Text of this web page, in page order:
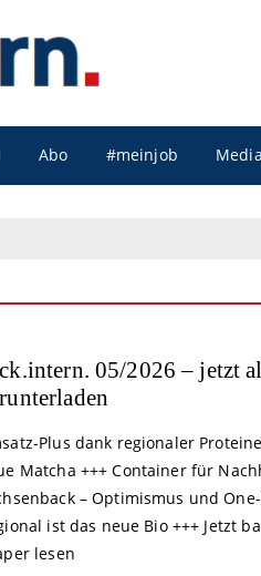
Abo #meinjob
05/2026 – jetzt
Plus dank regionaler
Matcha +++ Container für
– Optimismus und
ist das neue Bio +++ Jetzt
lesen